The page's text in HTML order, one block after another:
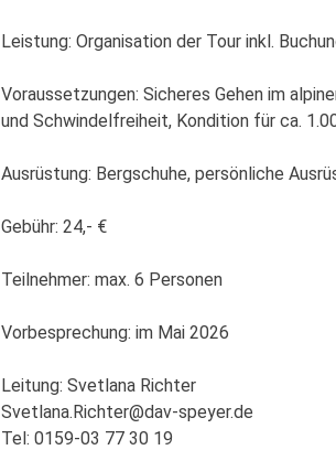
Leistung: Organisation der Tour inkl.
Voraussetzungen: Sicheres Gehen im
und Schwindelfreiheit, Kondition für ca.
Ausrüstung: Bergschuhe, persönliche
Gebühr: 24,- €
Teilnehmer: max. 6 Personen
Vorbesprechung: im Mai 2026
Leitung: Svetlana Richter
Svetlana.Richter@dav-speyer.de
Tel: 0159-03 77 30 19